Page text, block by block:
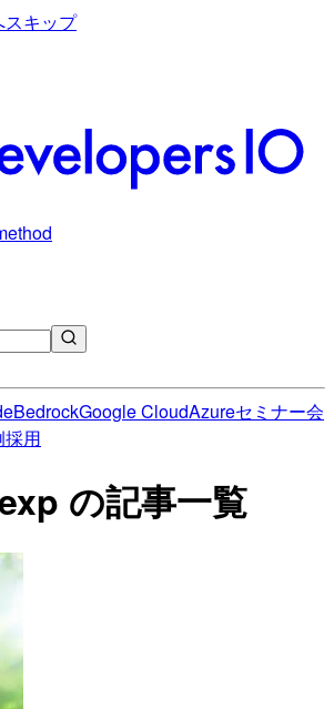
スキップ
BedrockGoogle CloudAzureセミナー会
採用
の記事一覧